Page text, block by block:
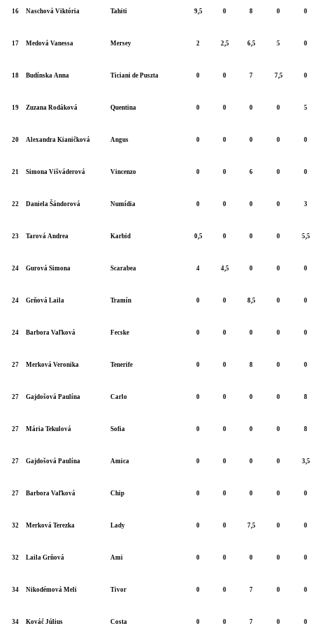
16 Naschová Viktória Tahiti 9,5 0 8 0 0
17 Medová Vanessa Mersey 2 2,5 6,5 5 0
18 Budínska Anna Ticiani de Puszta 0 0 7 7,5 0
19 Zuzana Rodáková Quentina 0 0 0 0 5
20 Alexandra Kianičková Angus 0 0 0 0 0
21 Simona Višváderová Vincenzo 0 0 6 0 0
22 Daniela Šándorová Numídia 0 0 0 0 3
23 Tarová Andrea Karbid 0,5 0 0 0 5,5
24 Gurová Simona Scarabea 4 4,5 0 0 0
24 Grňová Laila Tramín 0 0 8,5 0 0
24 Barbora Vaľková Fecske 0 0 0 0 0
27 Merková Veronika Tenerife 0 0 8 0 0
27 Gajdošová Paulína Carlo 0 0 0 0 8
27 Mária Tekulová Sofia 0 0 0 0 8
27 Gajdošová Paulína Amica 0 0 0 0 3,5
27 Barbora Vaľková Chip 0 0 0 0 0
32 Merková Terezka Lady 0 0 7,5 0 0
32 Laila Grňová Ami 0 0 0 0 0
34 Nikodémová Meli Tivor 0 0 7 0 0
34 Kováč Július Costa 0 0 7 0 0